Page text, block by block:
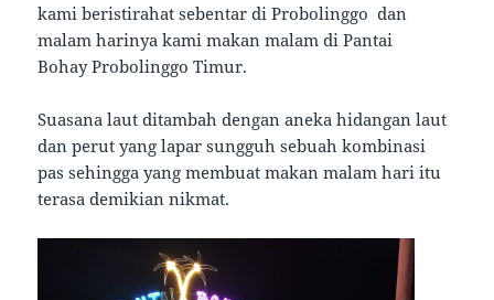
kami beristirahat sebentar di Probolinggo dan
malam harinya kami makan malam di Pantai
Bohay Probolinggo Timur.
Suasana laut ditambah dengan aneka hidangan laut
dan perut yang lapar sungguh sebuah kombinasi
pas sehingga yang membuat makan malam hari itu
terasa demikian nikmat.